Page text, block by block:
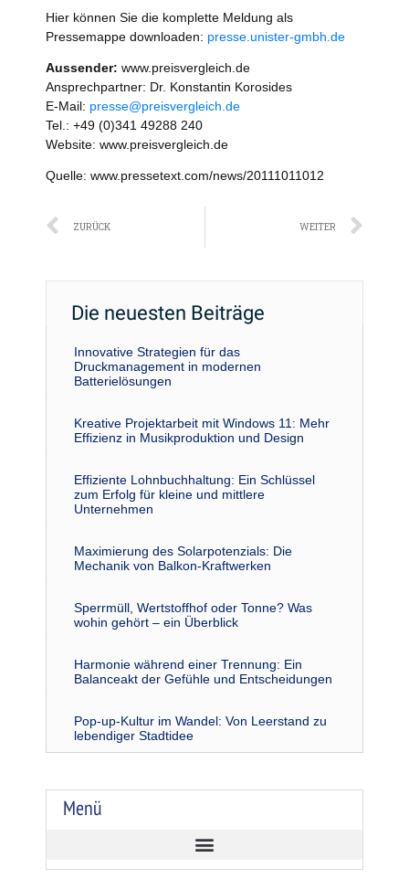
Hier können Sie die komplette Meldung als
Pressemappe downloaden: presse.unister-gmbh.de
Aussender: www.preisvergleich.de
Ansprechpartner: Dr. Konstantin Korosides
E-Mail: presse@preisvergleich.de
Tel.: +49 (0)341 49288 240
Website: www.preisvergleich.de
Quelle: www.pressetext.com/news/20111011012
Zurück
ZURÜCK WEITER
Die neuesten Beiträge
Innovative Strategien für das
Druckmanagement in modernen
Batterielösungen
Kreative Projektarbeit mit Windows 11: Mehr
Effizienz in Musikproduktion und Design
Effiziente Lohnbuchhaltung: Ein Schlüssel
zum Erfolg für kleine und mittlere
Unternehmen
Maximierung des Solarpotenzials: Die
Mechanik von Balkon-Kraftwerken
Sperrmüll, Wertstoffhof oder Tonne? Was
wohin gehört – ein Überblick
Harmonie während einer Trennung: Ein
Balanceakt der Gefühle und Entscheidungen
Pop-up-Kultur im Wandel: Von Leerstand zu
lebendiger Stadtidee
Menü